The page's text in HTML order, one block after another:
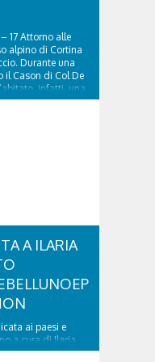
17 Attorno alle
alpino di Cortina
Durante una
il Cason di Col De
infatti, una
scivolata sulla
A ILARIA
ai paesi e
a cura di Ilaria